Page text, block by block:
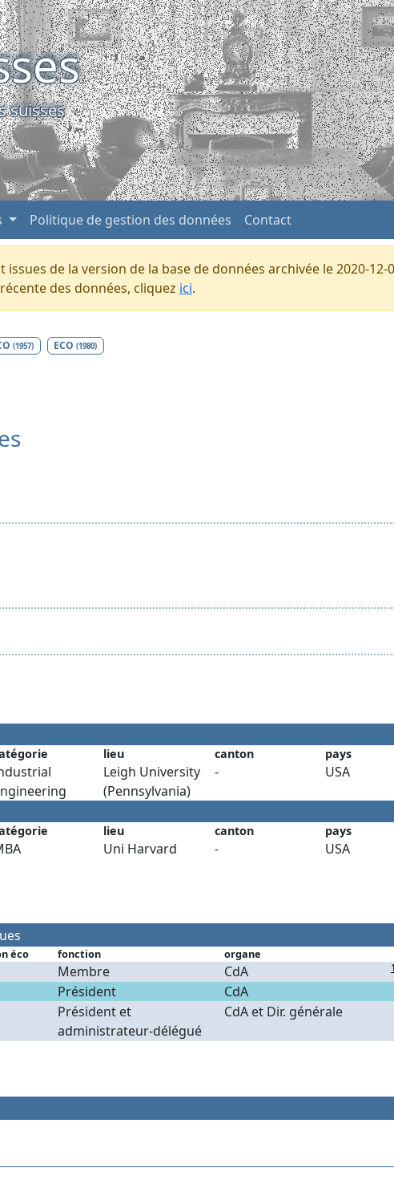
suisses
Politique de gestion des données Contact
de la version de la base de données archivée le 2020-12-
des données, cliquez ici.
(1957) ECO(1980)
lieu canton pays
Leigh University
(Pennsylvania)
- USA
lieu canton pays
Uni Harvard - USA
éco fonction organe
Membre CdA
Président
CdA
Président et
administrateur-délégué
CdA et Dir. générale